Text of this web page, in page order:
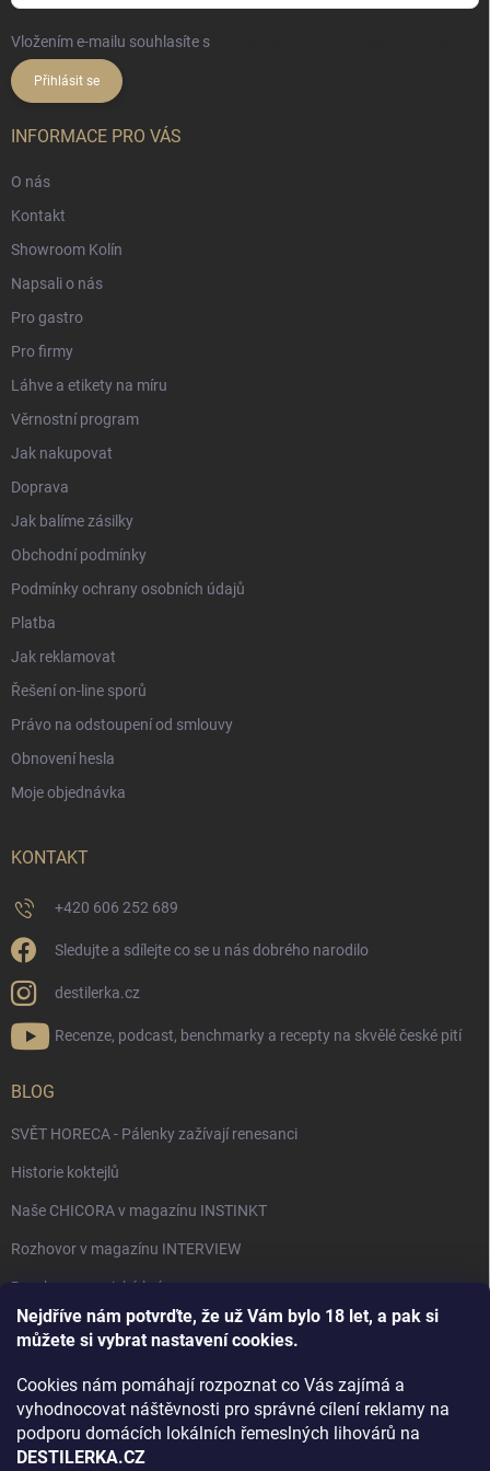
Nejdříve nám potvrďte, že už Vám bylo 18 let, a pak si
můžete si vybrat nastavení cookies.
Cookies nám pomáhají rozpoznat co Vás zajímá a
vyhodnocovat náštěvnosti pro správné cílení reklamy na
podporu domácích lokálních řemeslných lihovárů na
DESTILERKA.CZ
Vložením e-mailu souhlasíte s
Přihlásit se
INFORMACE PRO VÁS
O nás
Kontakt
Showroom Kolín
Napsali o nás
Pro gastro
Pro firmy
Láhve a etikety na míru
Věrnostní program
Jak nakupovat
Doprava
Jak balíme zásilky
Obchodní podmínky
Podmínky ochrany osobních údajů
Platba
Jak reklamovat
Řešení on-line sporů
Právo na odstoupení od smlouvy
Obnovení hesla
Moje objednávka
KONTAKT
+420 606 252 689
Sledujte a sdílejte co se u nás dobrého narodilo
destilerka.cz
Recenze, podcast, benchmarky a recepty na skvělé české pití
BLOG
SVĚT HORECA - Pálenky zažívají renesanci
Historie koktejlů
Naše CHICORA v magazínu INSTINKT
Rozhovor v magazínu INTERVIEW
Bourbon, americká krása.
Napsali v TÝDNU o naší práci
Rozhovor s DESTILERKA.CZ v magazínu DRINKING-CAT
Jak vybrat dárek na Vánoce